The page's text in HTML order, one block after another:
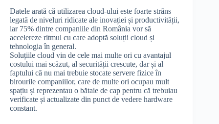
Datele arată că utilizarea cloud-ului este foarte strâns
legată de niveluri ridicate ale inovației și productivității,
iar 75% dintre companiile din România vor să
accelereze ritmul cu care adoptă soluții cloud și
tehnologia în general.
Soluțiile cloud vin de cele mai multe ori cu avantajul
costului mai scăzut, al securității crescute, dar și al
faptului că nu mai trebuie stocate servere fizice în
birourile companiilor, care de multe ori ocupau mult
spațiu și reprezentau o bătaie de cap pentru că trebuiau
verificate și actualizate din punct de vedere hardware
constant.